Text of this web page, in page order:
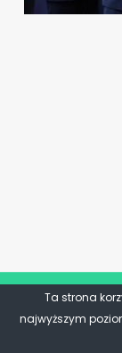
Ta strona
najwyższym